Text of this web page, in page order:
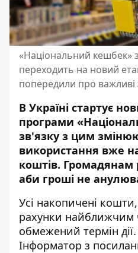
«Національний кешбек»
переходить на новий
попередили про важливі
В Україні стартує
програми
зв'язку з цим
використання вже
коштів. Громадянам
аби гроші не
Усі накопичені кошти,
рахунки найближчим
обмежений термін
Інформатор з